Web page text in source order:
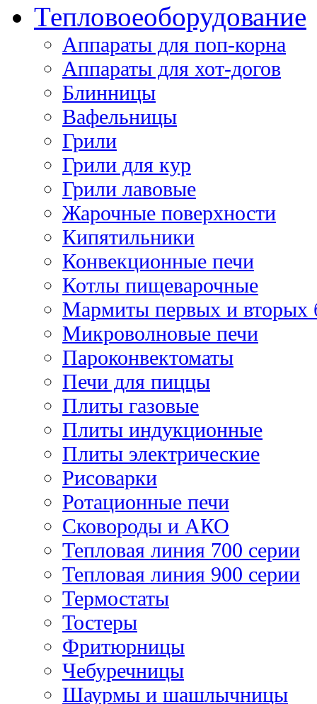
Тепловоеоборудование
Аппараты для поп-корна
Аппараты для хот-догов
Блинницы
Вафельницы
Грили
Грили для кур
Грили лавовые
Жарочные поверхности
Кипятильники
Конвекционные печи
Котлы пищеварочные
Мармиты первых и вторых
Микроволновые печи
Пароконвектоматы
Печи для пиццы
Плиты газовые
Плиты индукционные
Плиты электрические
Рисоварки
Ротационные печи
Сковороды и АКО
Тепловая линия 700 серии
Тепловая линия 900 серии
Термостаты
Тостеры
Фритюрницы
Чебуречницы
Шаурмы и шашлычницы